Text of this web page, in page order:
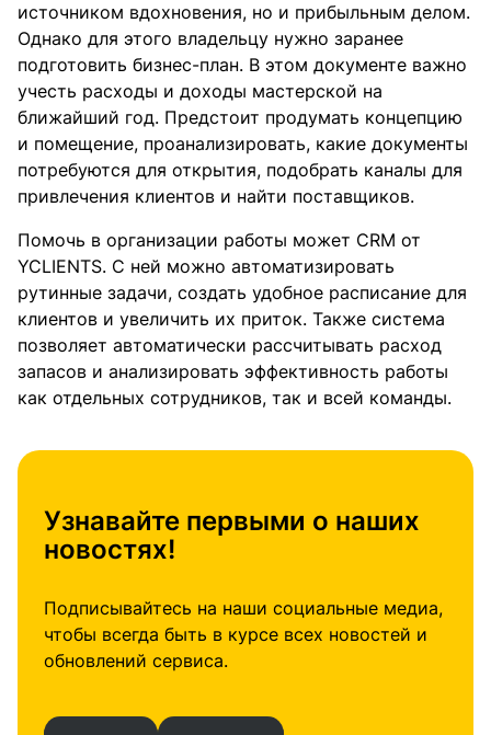
источником вдохновения, но и прибыльным делом.
Однако для этого владельцу нужно заранее
подготовить бизнес-план. В этом документе важно
учесть расходы и доходы мастерской на
ближайший год. Предстоит продумать концепцию
и помещение, проанализировать, какие документы
потребуются для открытия, подобрать каналы для
привлечения клиентов и найти поставщиков.
Помочь в организации работы может CRM от
YCLIENTS. C ней можно автоматизировать
рутинные задачи, создать удобное расписание для
клиентов и увеличить их приток. Также система
позволяет автоматически рассчитывать расход
запасов и анализировать эффективность работы
как отдельных сотрудников, так и всей команды.
Узнавайте первыми о наших
новостях!
Подписывайтесь на наши социальные медиа,
чтобы всегда быть в курсе всех новостей и
обновлений сервиса.